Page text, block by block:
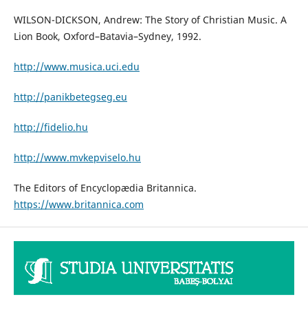
WILSON-DICKSON, Andrew: The Story of Christian Music. A
Lion Book, Oxford–Batavia–Sydney, 1992.
http://www.musica.uci.edu
http://panikbetegseg.eu
http://fidelio.hu
http://www.mvkepviselo.hu
The Editors of Encyclopædia Britannica.
https://www.britannica.com